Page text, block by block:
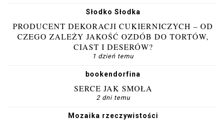
Słodko Słodka
PRODUCENT DEKORACJI CUKIERNICZYCH – OD
CZEGO ZALEŻY JAKOŚĆ OZDÓB DO TORTÓW,
CIAST I DESERÓW?
1 dzień temu
bookendorfina
SERCE JAK SMOŁA
2 dni temu
Mozaika rzeczywistości